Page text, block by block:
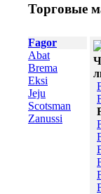
Торговые
Fagor
Abat
Brema
Eksi
Jeju
Scotsman
Zanussi